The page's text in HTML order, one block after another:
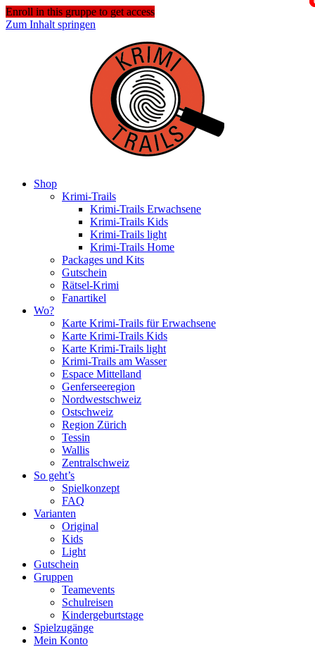
Enroll in this gruppe to get access
Zum Inhalt springen
Shop
Krimi-Trails
Krimi-Trails Erwachsene
Krimi-Trails Kids
Krimi-Trails light
Krimi-Trails Home
Packages und Kits
Gutschein
Rätsel-Krimi
Fanartikel
Wo?
Karte Krimi-Trails für Erwachsene
Karte Krimi-Trails Kids
Karte Krimi-Trails light
Krimi-Trails am Wasser
Espace Mittelland
Genferseeregion
Nordwestschweiz
Ostschweiz
Region Zürich
Tessin
Wallis
Zentralschweiz
So geht’s
Spielkonzept
FAQ
Varianten
Original
Kids
Light
Gutschein
Gruppen
Teamevents
Schulreisen
Kindergeburtstage
Spielzugänge
Mein Konto